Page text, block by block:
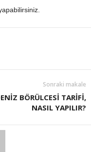
Sonraki makale
BÖRÜLCESİ TARİFİ,
NASIL YAPILIR?